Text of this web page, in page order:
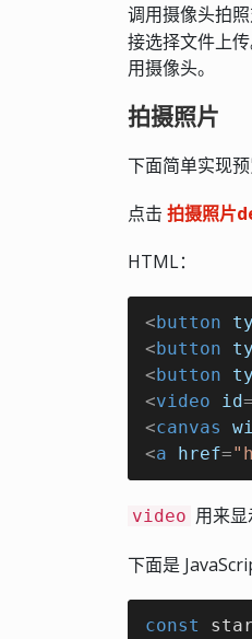
调用摄像头拍
接选择文件上
用摄像头。
拍摄照片
下面简单实现
点击 拍摄照片
HTML：
<button
<button
<button
<video id=
<canvas
<a href=
video 用来显
下面是
const